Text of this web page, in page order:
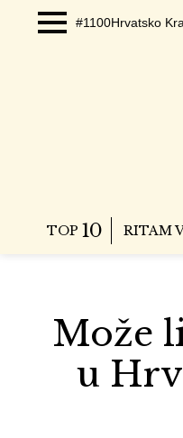
#1100Hrvatsko
TOP 10 RITAM
Može
u